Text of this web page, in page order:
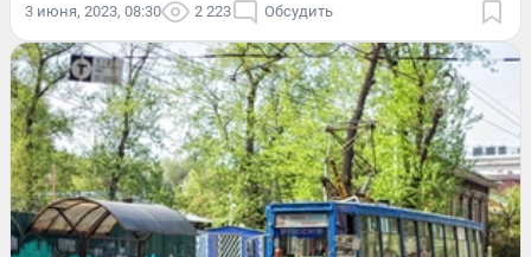
3 июня, 2023, 08:30 2 223 Обсудить